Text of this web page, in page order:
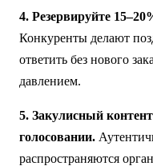
4. Резервируйте
Конкуренты делают
ответить без нового
давлением.
5. Закулисный
голосовании.
распространяются